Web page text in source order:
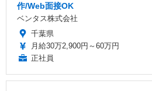
作/Web面接OK
ベンタス株式会社
千葉県
月給30万2,900円～60万円
正社員